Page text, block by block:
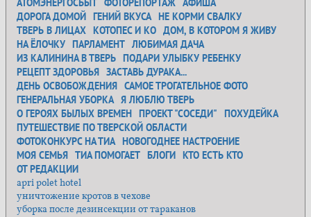
АТОМЭНЕРГОСБЫТ ФОТОРЕПОРТАЖ АФИША
ДОРОГА ДОМОЙ ГЕНИЙ ВКУСА НЕ КОРМИ СВАЛКУ
ТВЕРЬ В ЛИЦАХ КОТОПЕС И КО ДОМ, В КОТОРОМ Я ЖИВУ
НА ЁЛОЧКУ ПАРЛАМЕНТ ЛЮБИМАЯ ДАЧА
ИЗ КАЛИНИНА В ТВЕРЬ ПОДАРИ УЛЫБКУ РЕБЕНКУ
РЕЦЕПТ ЗДОРОВЬЯ ЗАСТАВЬ ДУРАКА...
ДЕНЬ ОСВОБОЖДЕНИЯ САМОЕ ТРОГАТЕЛЬНОЕ ФОТО
ГЕНЕРАЛЬНАЯ УБОРКА Я ЛЮБЛЮ ТВЕРЬ
О ГЕРОЯХ БЫЛЫХ ВРЕМЕН ПРОЕКТ "СОСЕДИ"
ПОХУДЕЙКА
ПУТЕШЕСТВИЕ ПО ТВЕРСКОЙ ОБЛАСТИ
ФОТОКОНКУРС НА ТИА НОВОГОДНЕЕ НАСТРОЕНИЕ
МОЯ СЕМЬЯ ТИА ПОМОГАЕТ БЛОГИ КТО ЕСТЬ КТО
ОТ РЕДАКЦИИ
apri polet hotel
уничтожение кротов в чехове
уборка после дезинсекции от тараканов